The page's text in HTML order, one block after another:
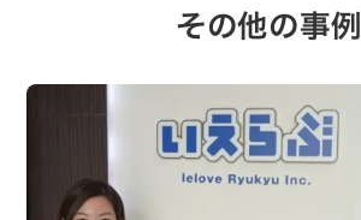
その他の事例